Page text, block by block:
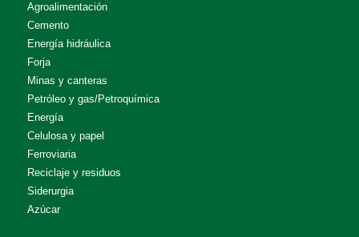
Agroalimentación
Cemento
Energía hidráulica
Forja
Minas y canteras
Petróleo y gas/Petroquímica
Energía
Celulosa y papel
Ferroviaria
Reciclaje y residuos
Siderurgia
Azúcar